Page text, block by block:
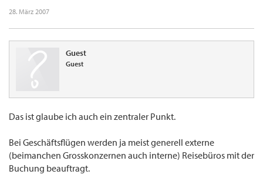
28. März 2007
Guest
Guest
Das ist glaube ich auch ein zentraler Punkt.
Bei Geschäftsflügen werden ja meist generell externe
(beimanchen Grosskonzernen auch interne) Reisebüros mit der
Buchung beauftragt.